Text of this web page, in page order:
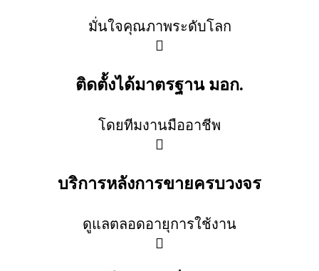
มั่นใจคุณภาพระดับโลก
ติดตั้งได้มาตรฐาน มอก.
โดยทีมงานมืออาชีพ
บริการหลังการขายครบวงจร
ดูแลตลอดอายุการใช้งาน